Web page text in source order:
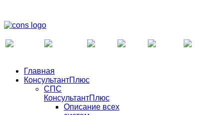
Главная
КонсультантПлюс
СПС
КонсультантПлюс
Описание всех